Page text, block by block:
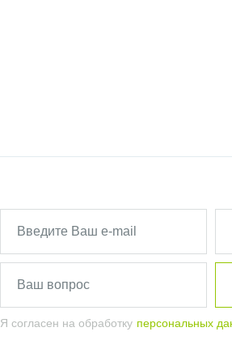
Я согласен на обработку персональных